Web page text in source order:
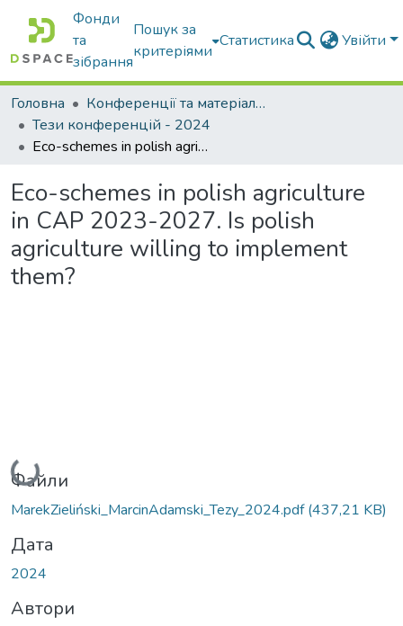
Фонди
та
зібрання
Пошук за
критеріями
Статистика Увійти
Головна
Конференції та матеріали конференцій
Тези конференцій - 2024
Eco-schemes in polish agriculture in CAP 2023-2027. Is polish agriculture willing to implement them?
Eco-schemes in polish agriculture
in CAP 2023-2027. Is polish
agriculture willing to implement
them?
Вантажиться...
Файли
MarekZieliński_MarcinAdamski_Tezy_2024.pdf(437,21 KB)
Дата
2024
Автори